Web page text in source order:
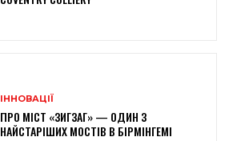
ІННОВАЦІЇ
ПРО МІСТ «ЗИГЗАГ» — ОДИН З
НАЙСТАРІШИХ МОСТІВ В БІРМІНГЕМІ